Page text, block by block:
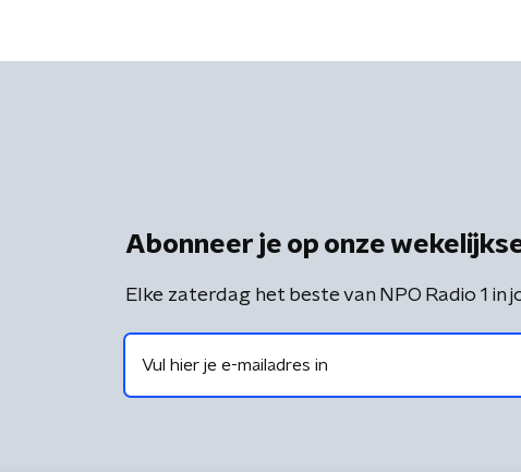
Abonneer je op onze
Elke zaterdag het beste van NPO Radio 1 in